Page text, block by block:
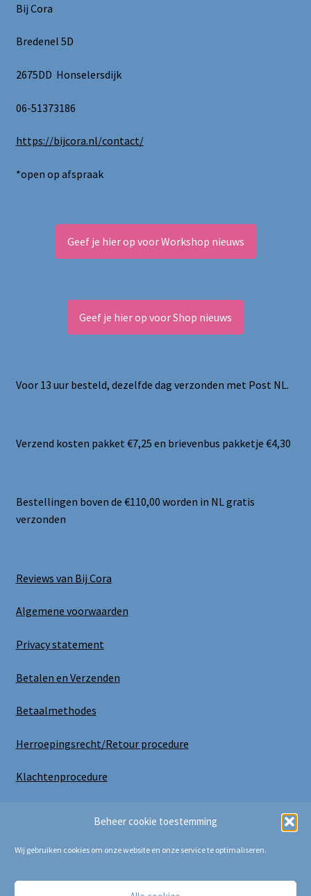
Beheer cookie toestemming
Wij gebruiken cookies om onze website en onze service te optimaliseren.
Bij Cora
Bredenel 5D
2675DD Honselersdijk
06-51373186
https://bijcora.nl/contact/
*open op afspraak
Geef je hier op voor Workshop nieuws
Geef je hier op voor Shop nieuws
Voor 13 uur besteld, dezelfde dag verzonden met Post NL.
Verzend kosten pakket €7,25 en brievenbus pakketje €4,30
Bestellingen boven de €110,00 worden in NL gratis
verzonden
Reviews van Bij Cora
Algemene voorwaarden
Privacy statement
Betalen en Verzenden
Betaalmethodes
Herroepingsrecht/Retour procedure
Klachtenprocedure